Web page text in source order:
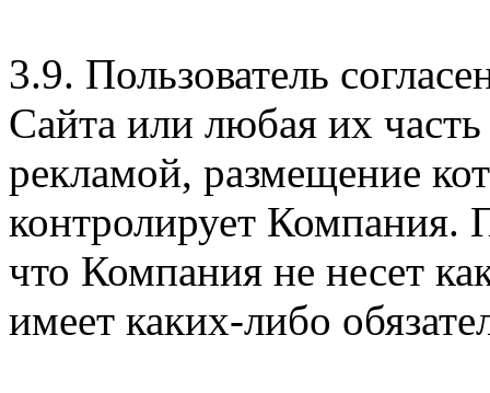
3.9. Пользователь
Сайта или любая их
рекламой, размещение
контролирует Компания.
что Компания не несет
имеет каких-либо